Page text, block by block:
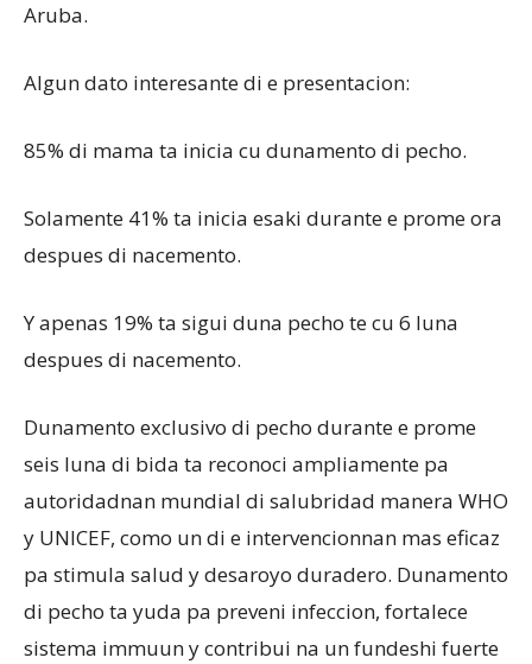
Aruba.
Algun dato interesante di e presentacion:
85% di mama ta inicia cu dunamento di pecho.
Solamente 41% ta inicia esaki durante e prome ora
despues di nacemento.
Y apenas 19% ta sigui duna pecho te cu 6 luna
despues di nacemento.
Dunamento exclusivo di pecho durante e prome
seis luna di bida ta reconoci ampliamente pa
autoridadnan mundial di salubridad manera WHO
y UNICEF, como un di e intervencionnan mas eficaz
pa stimula salud y desaroyo duradero. Dunamento
di pecho ta yuda pa preveni infeccion, fortalece
sistema immuun y contribui na un fundeshi fuerte